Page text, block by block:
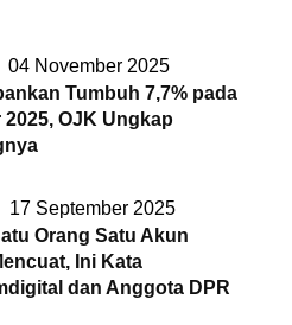
04 November 2025
Tumbuh 7,7% pada
OJK Ungkap
17 September 2025
Orang Satu Akun
Ini Kata
dan Anggota DPR